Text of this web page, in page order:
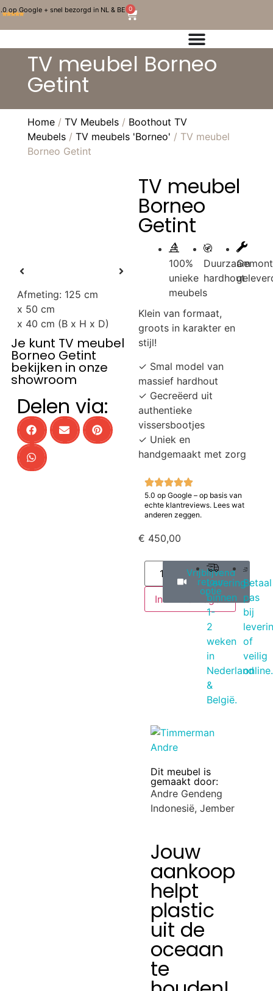
op Google + snel bezorgd in NL & BE 0
TV meubel Borneo
Getint
Home/ TV Meubels/ Boothout TV
Meubels/ TV meubels 'Borneo' / TV meubel
Borneo Getint
Afmeting: 125 cm
x 50 cm
x 40 cm (B x H x D)
Je kunt TV meubel
Borneo Getint
bekijken in onze
showroom
Delen via:
TV meubel
Borneo
Getint
100%
unieke
meubels
Duurzaam
hardhout
Klein van formaat,
groots in karakter en
stijl!
✓ Smal model van
massief hardhout
✓ Gecreëerd uit
authentieke
vissersbootjes
✓ Uniek en
handgemaakt met zorg
5.0 op Google – op basis van
echte klantreviews. Lees wat
anderen zeggen.
€ 450,00
In winkelwagen
Vrijblijvend
retour
optie
Levering
binnen
1-
2
weken
in
Nederland
&
België.
Betaal
pas
bij
of
veilig
online.
Dit meubel is
gemaakt door:
Andre Gendeng
Indonesië, Jember
Jouw
aankoop
helpt
plastic
uit de
oceaan
te